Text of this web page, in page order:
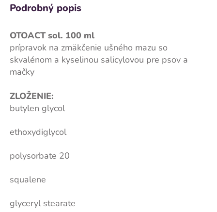
Podrobný popis
OTOACT sol. 100 ml
prípravok na zmäkčenie ušného mazu so
skvalénom a kyselinou salicylovou pre psov a
mačky
ZLOŽENIE:
butylen glycol
ethoxydiglycol
polysorbate 20
squalene
glyceryl stearate